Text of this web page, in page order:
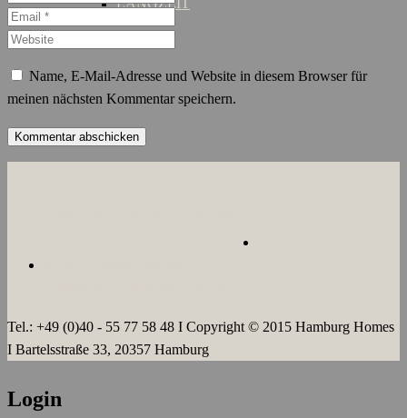
LANGZEIT
Name, E-Mail-Adresse und Website in diesem Browser für
meinen nächsten Kommentar speichern.
Tel.: +49 (0)40 - 55 77 58 48 I Copyright © 2015 Hamburg Homes
I Bartelsstraße 33, 20357 Hamburg
Login